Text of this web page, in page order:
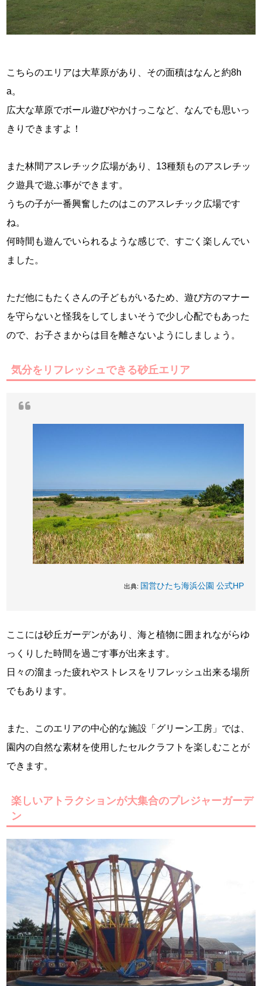
こちらのエリアは大草原があり、その面積はなんと約8h
a。
広大な草原でボール遊びやかけっこなど、なんでも思いっ
きりできますよ！
また林間アスレチック広場があり、13種類ものアスレチッ
ク遊具で遊ぶ事ができます。
うちの子が一番興奮したのはこのアスレチック広場です
ね。
何時間も遊んでいられるような感じで、すごく楽しんでい
ました。
ただ他にもたくさんの子どもがいるため、遊び方のマナー
を守らないと怪我をしてしまいそうで少し心配でもあった
ので、お子さまからは目を離さないようにしましょう。
気分をリフレッシュできる砂丘エリア
出典: 国営ひたち海浜公園 公式HP
ここには砂丘ガーデンがあり、海と植物に囲まれながらゆ
っくりした時間を過ごす事が出来ます。
日々の溜まった疲れやストレスをリフレッシュ出来る場所
でもあります。
また、このエリアの中心的な施設「グリーン工房」では、
園内の自然な素材を使用したセルクラフトを楽しむことが
できます。
楽しいアトラクションが大集合のプレジャーガーデ
ン